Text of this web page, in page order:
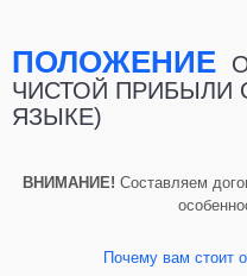
ПОЛОЖЕНИЕ
ЧИСТОЙ ПРИБЫЛИ
ЯЗЫКЕ)
ВНИМАНИЕ! Составляем
Почему вам стоит